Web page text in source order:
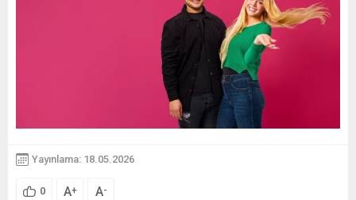
Yayınlama: 18.05.2026
0 A+ A-